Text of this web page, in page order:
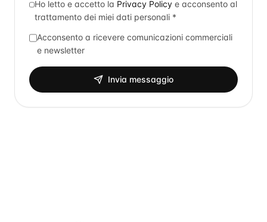
Ho letto e accetto la Privacy Policy e acconsento al
trattamento dei miei dati personali *
Acconsento a ricevere comunicazioni commerciali
e newsletter
Invia messaggio